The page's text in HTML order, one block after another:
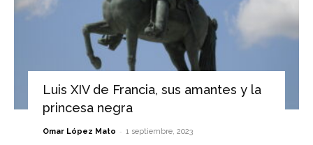
Luis XIV de Francia, sus amantes y la
princesa negra
Omar López Mato - 1 septiembre, 2023